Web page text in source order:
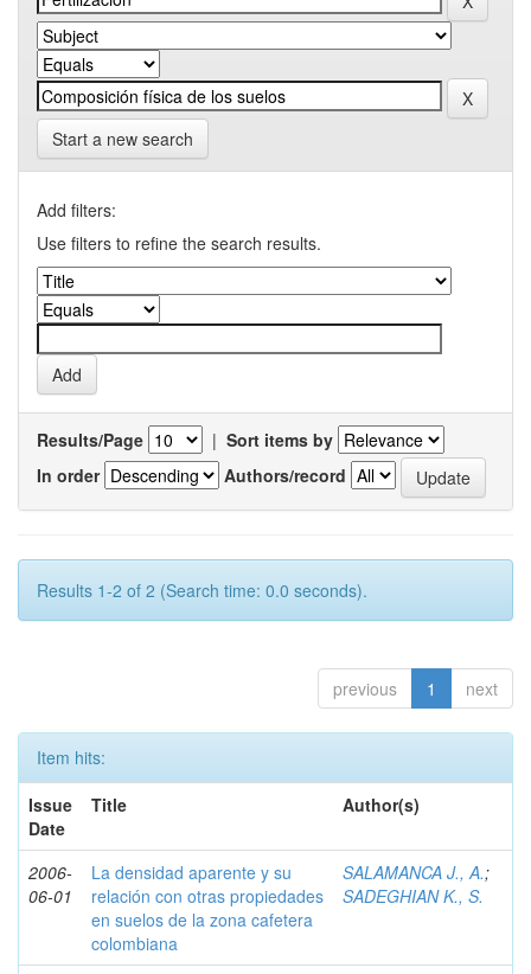
Start a new search
Add filters:
Use filters to refine the search results.
Results/Page | Sort items by
In order
Authors/record
Results 1-2 of 2 (Search time: 0.0 seconds).
previous 1 next
Item hits:
Issue
Date
Title Author(s)
2006-
06-01
La densidad aparente y su
relación con otras propiedades
en suelos de la zona cafetera
colombiana
SALAMANCA J., A.;
SADEGHIAN K., S.